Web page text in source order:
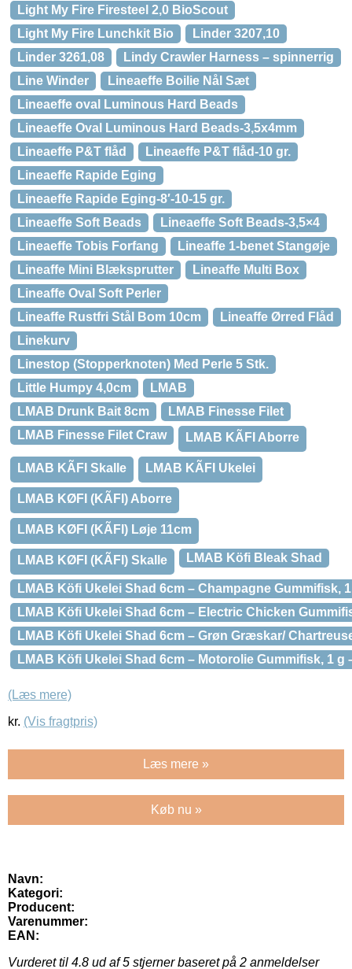
Light My Fire Firesteel 2,0 BioScout
Light My Fire Lunchkit Bio
Linder 3207,10
Linder 3261,08
Lindy Crawler Harness – spinnerrig
Line Winder
Lineaeffe Boilie Nål Sæt
Lineaeffe oval Luminous Hard Beads
Lineaeffe Oval Luminous Hard Beads-3,5x4mm
Lineaeffe P&T flåd
Lineaeffe P&T flåd-10 gr.
Lineaeffe Rapide Eging
Lineaeffe Rapide Eging-8′-10-15 gr.
Lineaeffe Soft Beads
Lineaeffe Soft Beads-3,5×4
Lineaeffe Tobis Forfang
Lineaffe 1-benet Stangøje
Lineaffe Mini Blæksprutter
Lineaffe Multi Box
Lineaffe Oval Soft Perler
Lineaffe Rustfri Stål Bom 10cm
Lineaffe Ørred Flåd
Linekurv
Linestop (Stopperknoten) Med Perle 5 Stk.
Little Humpy 4,0cm
LMAB
LMAB Drunk Bait 8cm
LMAB Finesse Filet
LMAB Finesse Filet Craw
LMAB KÃFI Aborre
LMAB KÃFI Skalle LMAB KÃFI Ukelei
LMAB KØFI (KÃFI) Aborre
LMAB KØFI (KÃFI) Løje 11cm
LMAB KØFI (KÃFI) Skalle LMAB Köfi Bleak Shad
LMAB Köfi Ukelei Shad 6cm – Champagne Gummifisk,
LMAB Köfi Ukelei Shad 6cm – Electric Chicken
LMAB Köfi Ukelei Shad 6cm – Grøn Græskar/
LMAB Köfi Ukelei Shad 6cm – Motorolie Gummifisk, 1 g
(Læs mere)
kr. (Vis fragtpris)
Læs mere »
Køb nu »
Navn:
Kategori:
Producent:
Varenummer:
EAN:
Vurderet til 4.8 ud af 5 stjerner baseret på 2 anmeldelser